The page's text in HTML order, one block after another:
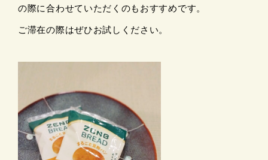
の際に合わせていただくのもおすすめです。
ご滞在の際はぜひお試しください。